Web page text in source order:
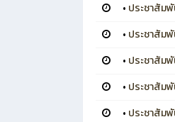
• ประชาสัม
• ประชาสัม
• ประชาสัม
• ประชาสัม
• ประชาสัม